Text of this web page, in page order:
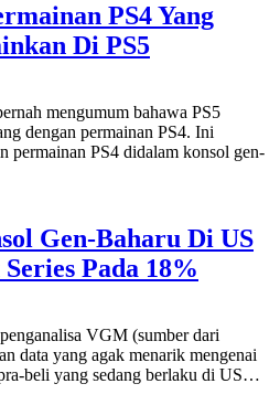
PS4 Yang
Di PS5
mengumum bahawa PS5
dengan permainan PS4. Ini
permainan PS4 didalam konsol gen-
Gen-Baharu Di US
Pada 18%
VGM (sumber dari
data yang agak menarik mengenai
beli yang sedang berlaku di US…